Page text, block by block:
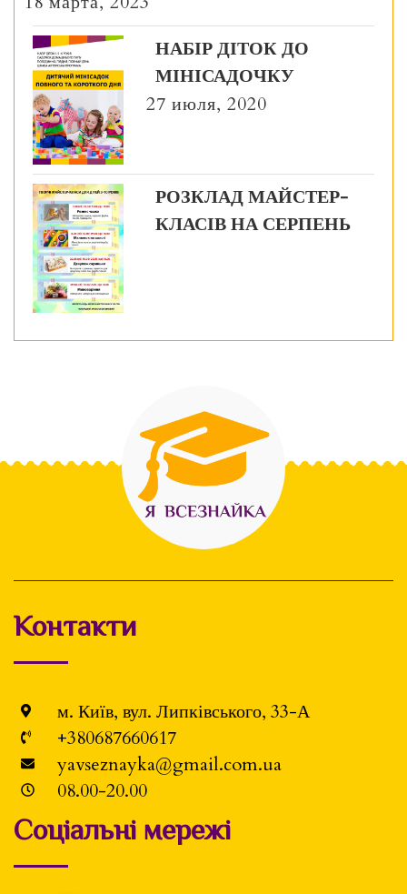
НАБІР ДІТОК ДО
МІНІСАДОЧКУ
27 июля, 2020
РОЗКЛАД МАЙСТЕР-
КЛАСІВ НА СЕРПЕНЬ
Контакти
м. Київ, вул. Липківського, 33-А
+380687660617
yavseznayka@gmail.com.ua
08.00-20.00
Соціальні мережі